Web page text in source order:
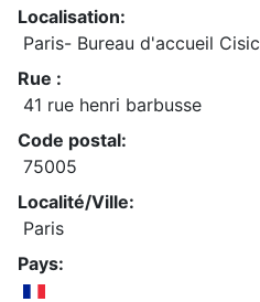
Localisation:
Paris- Bureau d'accueil Cisic
Rue :
41 rue henri barbusse
Code postal:
75005
Localité/Ville:
Paris
Pays: